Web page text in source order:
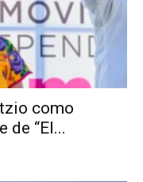
como
de “El...